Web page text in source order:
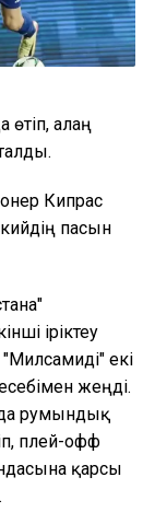
алаң
Кипрас
пасын
іріктеу
екі
жеңді.
румындық
плей-офф
қарсы